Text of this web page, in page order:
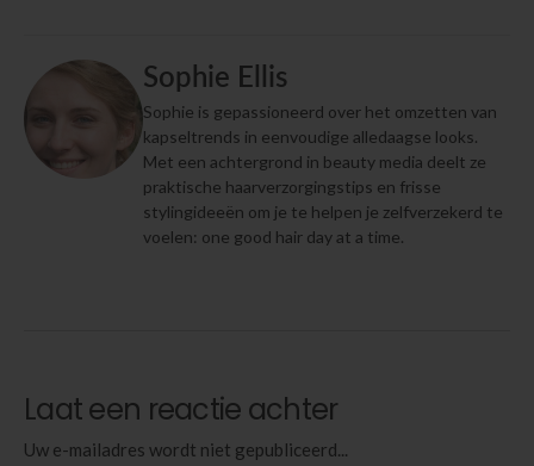
Sophie Ellis
Sophie is gepassioneerd over het omzetten van
kapseltrends in eenvoudige alledaagse looks.
Met een achtergrond in beauty media deelt ze
praktische haarverzorgingstips en frisse
stylingideeën om je te helpen je zelfverzekerd te
voelen: one good hair day at a time.
Laat een reactie achter
Uw e-mailadres wordt niet gepubliceerd...